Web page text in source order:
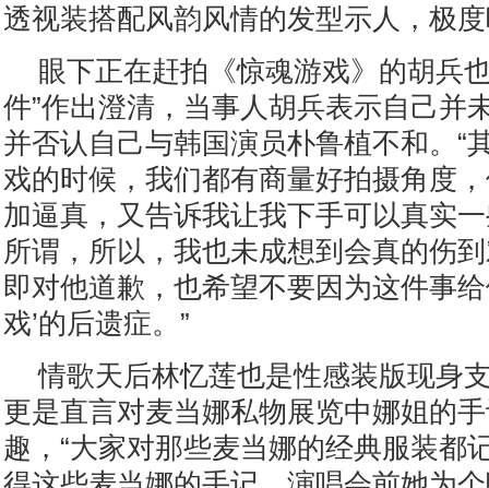
透视装搭配风韵风情的发型示人，极
眼下正在赶拍《惊魂游戏》的胡兵
件”作出澄清，当事人胡兵表示自己并
并否认自己与韩国演员朴鲁植不和。“
戏的时候，我们都有商量好拍摄角度
加逼真，又告诉我让我下手可以真实
所谓，所以，我也未成想到会真的伤
即对他道歉，也希望不要因为这件事
戏’的后遗症。”
情歌天后林忆莲也是性感装版现身
更是直言对麦当娜私物展览中娜姐的
趣，“大家对那些麦当娜的经典服装都